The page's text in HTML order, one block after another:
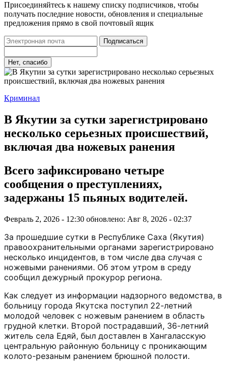
Присоединяйтесь к нашему списку подписчиков, чтобы
получать последние новости, обновления и специальные
предложения прямо в свой почтовый ящик
Подписаться
Нет, спасибо
Криминал
В Якутии за сутки зарегистрировано
несколько серьезных происшествий,
включая два ножевых ранения
Всего зафиксировано четыре
сообщения о преступлениях,
задержаны 15 пьяных водителей.
Февраль 2, 2026 - 12:30 обновлено: Авг 8, 2026 - 02:37
За прошедшие сутки в Республике Саха (Якутия)
правоохранительными органами зарегистрировано
несколько инцидентов, в том числе два случая с
ножевыми ранениями. Об этом утром в среду
сообщил дежурный прокурор региона.
Как следует из информации надзорного ведомства, в
больницу города Якутска поступил 22-летний
молодой человек с ножевым ранением в область
грудной клетки. Второй пострадавший, 36-летний
житель села Едяй, был доставлен в Хангаласскую
центральную районную больницу с проникающим
колото-резаным ранением брюшной полости.